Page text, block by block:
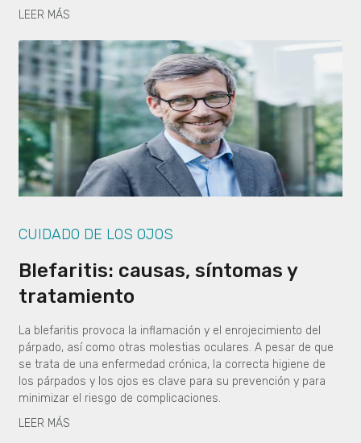
LEER MÁS
CUIDADO DE LOS OJOS
Blefaritis: causas, síntomas y
tratamiento
La blefaritis provoca la inflamación y el enrojecimiento del
párpado, así como otras molestias oculares. A pesar de que
se trata de una enfermedad crónica, la correcta higiene de
los párpados y los ojos es clave para su prevención y para
minimizar el riesgo de complicaciones.
LEER MÁS